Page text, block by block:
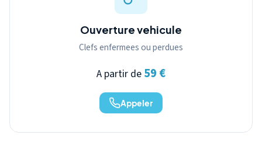
Ouverture vehicule
Clefs enfermees ou perdues
A partir de 59 €
Appeler